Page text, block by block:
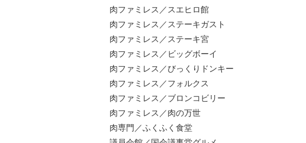
肉ファミレス／スエヒロ館
肉ファミレス／ステーキガスト
肉ファミレス／ステーキ宮
肉ファミレス／ビッグボーイ
肉ファミレス／びっくりドンキー
肉ファミレス／フォルクス
肉ファミレス／ブロンコビリー
肉ファミレス／肉の万世
肉専門／ふくふく食堂